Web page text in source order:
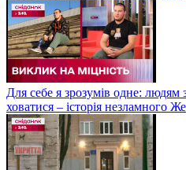
Для себе я зрозумів одне: людям
ховатися – історія незламного